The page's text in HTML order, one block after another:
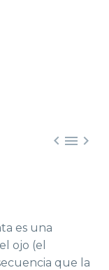
  
es una
ojo (el
que la